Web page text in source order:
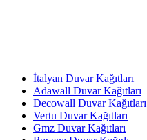
İtalyan Duvar Kağıtları
Adawall Duvar Kağıtları
Decowall Duvar Kağıtları
Vertu Duvar Kağıtları
Gmz Duvar Kağıtları